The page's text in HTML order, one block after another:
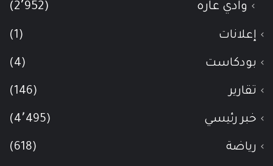
وادي عاره (2٬952)
إعلانات (1)
بودكاست (4)
تقارير (146)
خبر رئيسي (4٬495)
رياضة (618)